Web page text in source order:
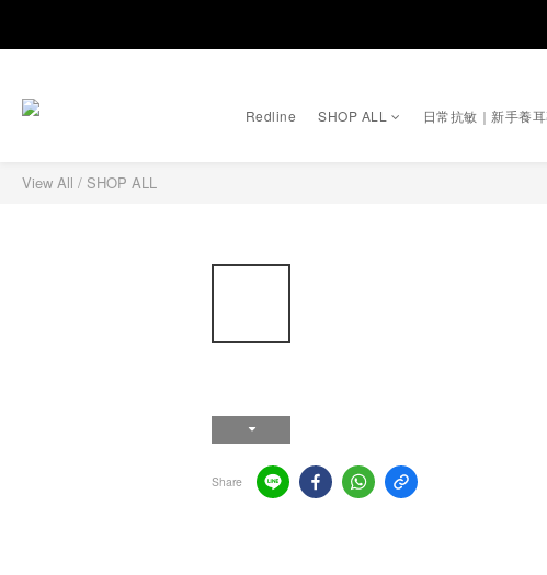
Redline SHOP ALL 日常抗敏｜新手養
View All / SHOP ALL
Share